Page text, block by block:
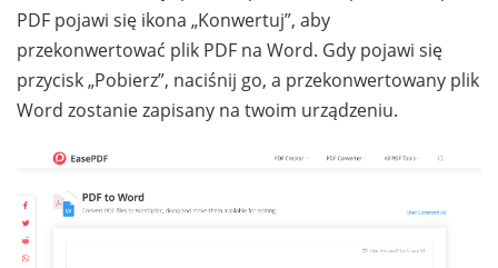
PDF pojawi się ikona „Konwertuj”, aby
przekonwertować plik PDF na Word. Gdy pojawi się
przycisk „Pobierz”, naciśnij go, a przekonwertowany plik
Word zostanie zapisany na twoim urządzeniu.